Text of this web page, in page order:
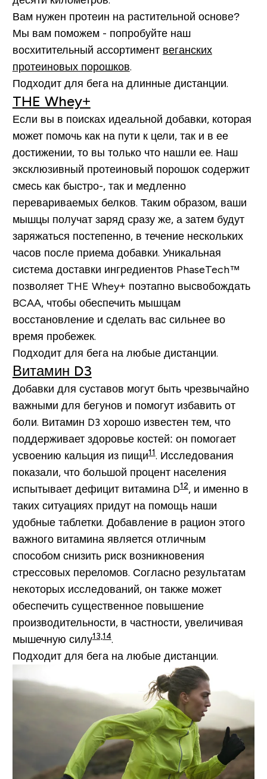
Вам нужен протеин на растительной основе?
Мы вам поможем - попробуйте наш
восхитительный ассортимент веганских
протеиновых порошков.
Подходит для бега на длинные дистанции.
THE Whey+
Если вы в поисках идеальной добавки, которая
может помочь как на пути к цели, так и в ее
достижении, то вы только что нашли ее. Наш
эксклюзивный протеиновый порошок содержит
смесь как быстро-, так и медленно
перевариваемых белков. Таким образом, ваши
мышцы получат заряд сразу же, а затем будут
заряжаться постепенно, в течение нескольких
часов после приема добавки. Уникальная
система доставки ингредиентов PhaseTech™
позволяет THE Whey+ поэтапно высвобождать
BCAA, чтобы обеспечить мышцам
восстановление и сделать вас сильнее во
время пробежек.
Подходит для бега на любые дистанции.
Витамин D3
Добавки для суставов могут быть чрезвычайно
важными для бегунов и помогут избавить от
боли. Витамин D3 хорошо известен тем, что
поддерживает здоровье костей: он помогает
усвоению кальция из пищи11. Исследования
показали, что большой процент населения
испытывает дефицит витамина D12, и именно в
таких ситуациях придут на помощь наши
удобные таблетки. Добавление в рацион этого
важного витамина является отличным
способом снизить риск возникновения
стрессовых переломов. Согласно результатам
некоторых исследований, он также может
обеспечить существенное повышение
производительности, в частности, увеличивая
мышечную силу13,14.
Подходит для бега на любые дистанции.